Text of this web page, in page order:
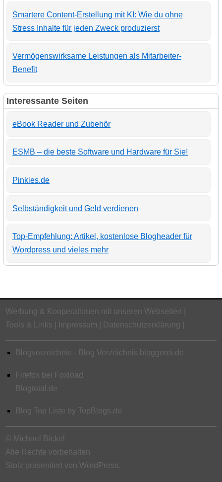
Smartere Content-Erstellung mit KI: Wie du ohne
Stress Inhalte für jeden Zweck produzierst
Vermögenswirksame Leistungen als Mitarbeiter-
Benefit
Interessante Seiten
eBook Reader und Zubehör
ESMB – die beste Software und Hardware für Sie!
Pinkies.de
Selbständigkeit und Geld verdienen
Top-Empfehlung: Artikel, kostenlose Blogheader für
Wordpress und vieles mehr
Werbung & Kooperationen mit unseren Webseiten
Tools & Links
Impressum Datenschutzerklärung
Blogverzeichnis - Blog Verzeichnis bloggerei.de
Firefox bei Foxload
Blogtotal.de
Blog Top Liste by TopBlogs.de
© Michael Bickel
Alle Rechte vorbehalten
Stolz präsentiert von WordPress.